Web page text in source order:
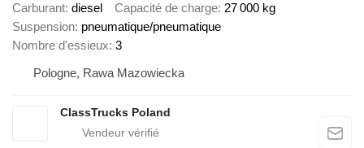
Carburant diesel Capacité de charge 27 000 kg
Suspension pneumatique/pneumatique
Nombre d'essieux 3
Pologne, Rawa Mazowiecka
ClassTrucks Poland